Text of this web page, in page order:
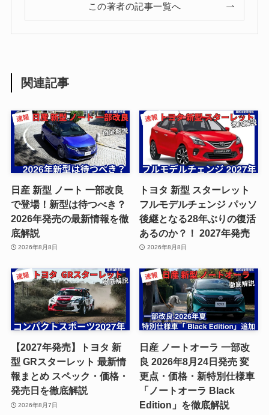
この著者の記事一覧へ
関連記事
日産 新型 ノート 一部改良
で登場！新型は待つべき？
2026年発売の最新情報を徹
底解説
2026年8月8日
トヨタ 新型 スターレット
フルモデルチェンジ パッソ
後継となる28年ぶりの復活
あるのか？！ 2027年発売
2026年8月8日
【2027年発売】トヨタ 新
型 GRスターレット 最新情
報まとめ スペック・価格・
発売日を徹底解説
2026年8月7日
日産 ノートオーラ 一部改
良 2026年8月24日発売 変
更点・価格・新特別仕様車
「ノートオーラ Black
Edition」を徹底解説